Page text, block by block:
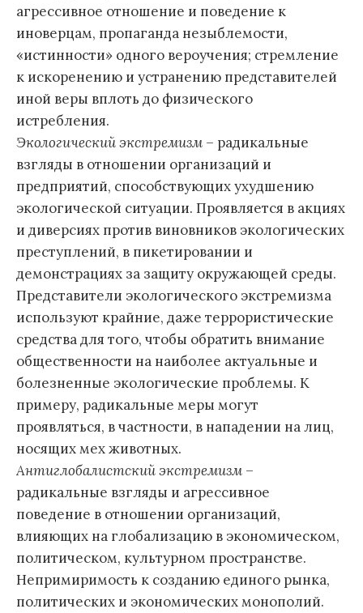
агрессивное отношение и поведение к
иноверцам, пропаганда незыблемости,
«истинности» одного вероучения; стремление
к искоренению и устранению представителей
иной веры вплоть до физического
истребления.
Экологический экстремизм – радикальные
взгляды в отношении организаций и
предприятий, способствующих ухудшению
экологической ситуации. Проявляется в акциях
и диверсиях против виновников экологических
преступлений, в пикетировании и
демонстрациях за защиту окружающей среды.
Представители экологического экстремизма
используют крайние, даже террористические
средства для того, чтобы обратить внимание
общественности на наиболее актуальные и
болезненные экологические проблемы. К
примеру, радикальные меры могут
проявляться, в частности, в нападении на лиц,
носящих мех животных.
Антиглобалистский экстремизм –
радикальные взгляды и агрессивное
поведение в отношении организаций,
влияющих на глобализацию в экономическом,
политическом, культурном пространстве.
Непримиримость к созданию единого рынка,
политических и экономических монополий.